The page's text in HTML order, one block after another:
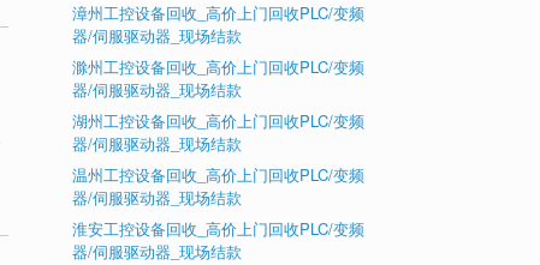
漳州工控设备回收_高价上门回收PLC/变频
器/伺服驱动器_现场结款
滁州工控设备回收_高价上门回收PLC/变频
器/伺服驱动器_现场结款
湖州工控设备回收_高价上门回收PLC/变频
器/伺服驱动器_现场结款
温州工控设备回收_高价上门回收PLC/变频
器/伺服驱动器_现场结款
淮安工控设备回收_高价上门回收PLC/变频
器/伺服驱动器_现场结款